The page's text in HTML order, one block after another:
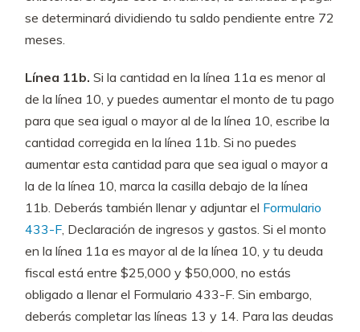
se determinará dividiendo tu saldo pendiente entre 72
meses.
Línea 11b. Si la cantidad en la línea 11a es menor al
de la línea 10, y puedes aumentar el monto de tu pago
para que sea igual o mayor al de la línea 10, escribe la
cantidad corregida en la línea 11b. Si no puedes
aumentar esta cantidad para que sea igual o mayor a
la de la línea 10, marca la casilla debajo de la línea
11b. Deberás también llenar y adjuntar el Formulario
433-F , Declaración de ingresos y gastos. Si el monto
en la línea 11a es mayor al de la línea 10, y tu deuda
fiscal está entre $25,000 y $50,000, no estás
obligado a llenar el Formulario 433-F. Sin embargo,
deberás completar las líneas 13 y 14. Para las deudas